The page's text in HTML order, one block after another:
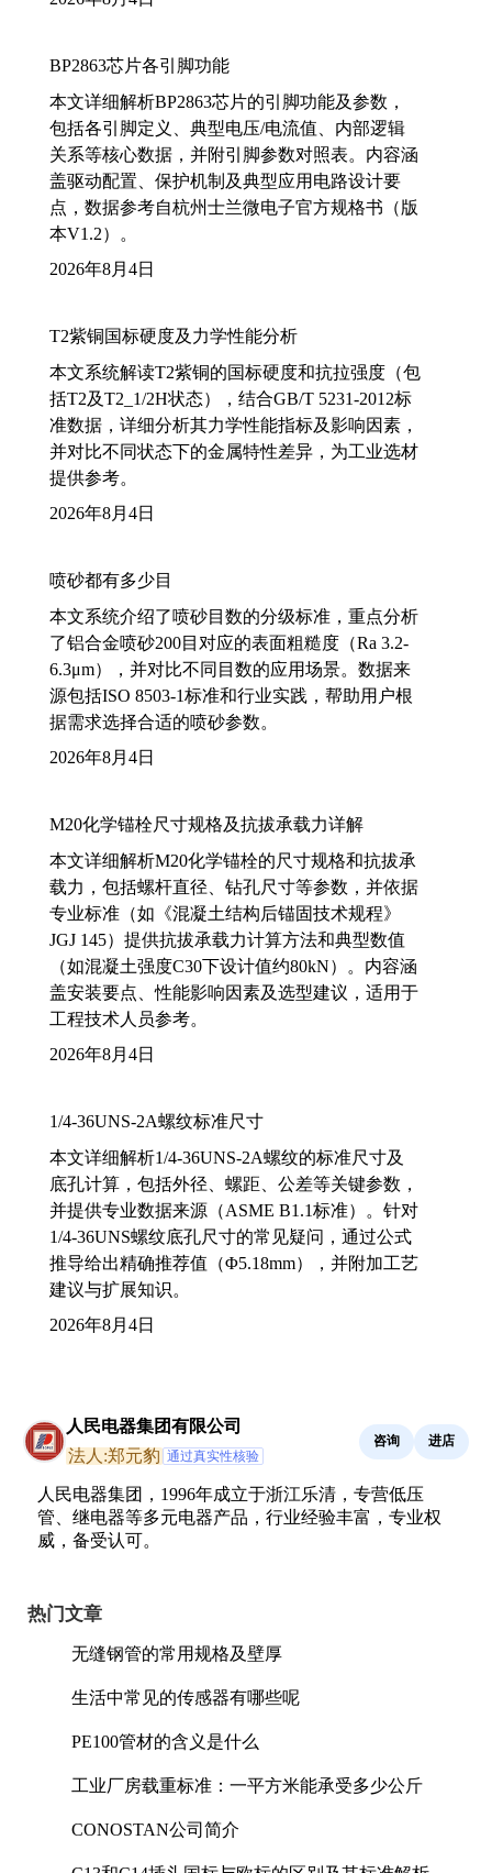
BP2863芯片各引脚功能
本文详细解析BP2863芯片的引脚功能及参数，
包括各引脚定义、典型电压/电流值、内部逻辑
关系等核心数据，并附引脚参数对照表。内容涵
盖驱动配置、保护机制及典型应用电路设计要
点，数据参考自杭州士兰微电子官方规格书（版
本V1.2）。
2026年8月4日
T2紫铜国标硬度及力学性能分析
本文系统解读T2紫铜的国标硬度和抗拉强度（包
括T2及T2_1/2H状态），结合GB/T 5231-2012标
准数据，详细分析其力学性能指标及影响因素，
并对比不同状态下的金属特性差异，为工业选材
提供参考。
2026年8月4日
喷砂都有多少目
本文系统介绍了喷砂目数的分级标准，重点分析
了铝合金喷砂200目对应的表面粗糙度（Ra 3.2-
6.3μm），并对比不同目数的应用场景。数据来
源包括ISO 8503-1标准和行业实践，帮助用户根
据需求选择合适的喷砂参数。
2026年8月4日
M20化学锚栓尺寸规格及抗拔承载力详解
本文详细解析M20化学锚栓的尺寸规格和抗拔承
载力，包括螺杆直径、钻孔尺寸等参数，并依据
专业标准（如《混凝土结构后锚固技术规程》
JGJ 145）提供抗拔承载力计算方法和典型数值
（如混凝土强度C30下设计值约80kN）。内容涵
盖安装要点、性能影响因素及选型建议，适用于
工程技术人员参考。
2026年8月4日
1/4-36UNS-2A螺纹标准尺寸
本文详细解析1/4-36UNS-2A螺纹的标准尺寸及
底孔计算，包括外径、螺距、公差等关键参数，
并提供专业数据来源（ASME B1.1标准）。针对
1/4-36UNS螺纹底孔尺寸的常见疑问，通过公式
推导给出精确推荐值（Φ5.18mm），并附加工艺
建议与扩展知识。
2026年8月4日
人民电器集团有限公司
法人:郑元豹 通过真实性核验
咨询 进店
人民电器集团，1996年成立于浙江乐清，专营低压
管、继电器等多元电器产品，行业经验丰富，专业权
威，备受认可。
热门文章
无缝钢管的常用规格及壁厚
生活中常见的传感器有哪些呢
PE100管材的含义是什么
工业厂房载重标准：一平方米能承受多少公斤
CONOSTAN公司简介